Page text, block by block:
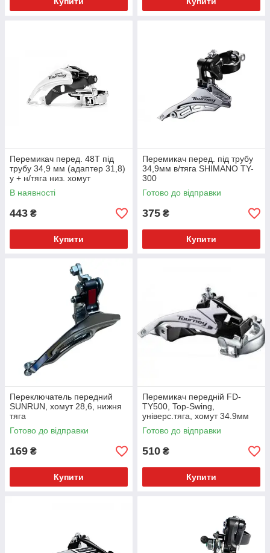
Перемикач перед. 48T під
трубу 34,9 мм (адаптер 31,8)
у + н/тяга низ. хомут
SHIMANO FD-TY510
В наявності
443 ₴
Купити
Перемикач перед. під трубу
34,9мм в/тяга SHIMANO TY-
300
Готово до відправки
375 ₴
Купити
Переключатель передний
SUNRUN, хомут 28,6, нижня
тяга
Готово до відправки
169 ₴
Купити
Перемикач передній FD-
TY500, Top-Swing,
універс.тяга, хомут 34.9мм
(S/M адаптеры), для 42Т
Готово до відправки
510 ₴
Купити